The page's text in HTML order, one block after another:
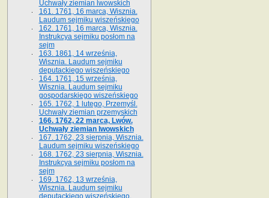
Uchwały ziemian lwowskich
161. 1761, 16 marca, Wisznia.
Laudum sejmiku wiszeńskiego
162. 1761, 16 marca, Wisznia.
Instrukcya sejmiku posłom na
sejm
163. 1861, 14 września,
Wisznia. Laudum sejmiku
deputackiego wiszeńskiego
164. 1761, 15 września,
Wisznia. Laudum sejmiku
gospodarskiego wiszeńskiego
165. 1762, 1 lutego, Przemyśl.
Uchwały ziemian przemyskich
166. 1762, 22 marca, Lwów.
Uchwały ziemian lwowskich
167. 1762, 23 sierpnia, Wisznia.
Laudum sejmiku wiszeńskiego
168. 1762, 23 sierpnia, Wisznia.
Instrukcya sejmiku posłom na
sejm
169. 1762, 13 września,
Wisznia. Laudum sejmiku
deputackiego wiszeńskiego.